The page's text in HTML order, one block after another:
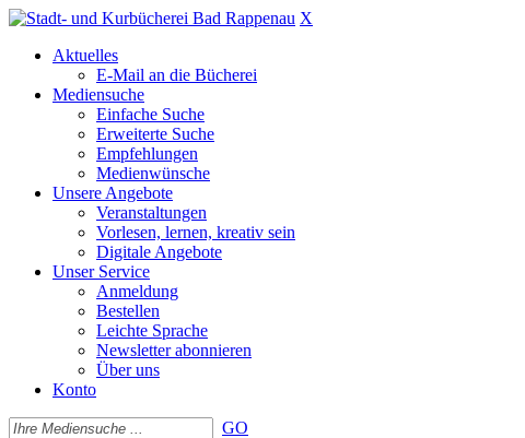
X
Aktuelles
E-Mail an die Bücherei
Mediensuche
Einfache Suche
Erweiterte Suche
Empfehlungen
Medienwünsche
Unsere Angebote
Veranstaltungen
Vorlesen, lernen, kreativ sein
Digitale Angebote
Unser Service
Anmeldung
Bestellen
Leichte Sprache
Newsletter abonnieren
Über uns
Konto
GO